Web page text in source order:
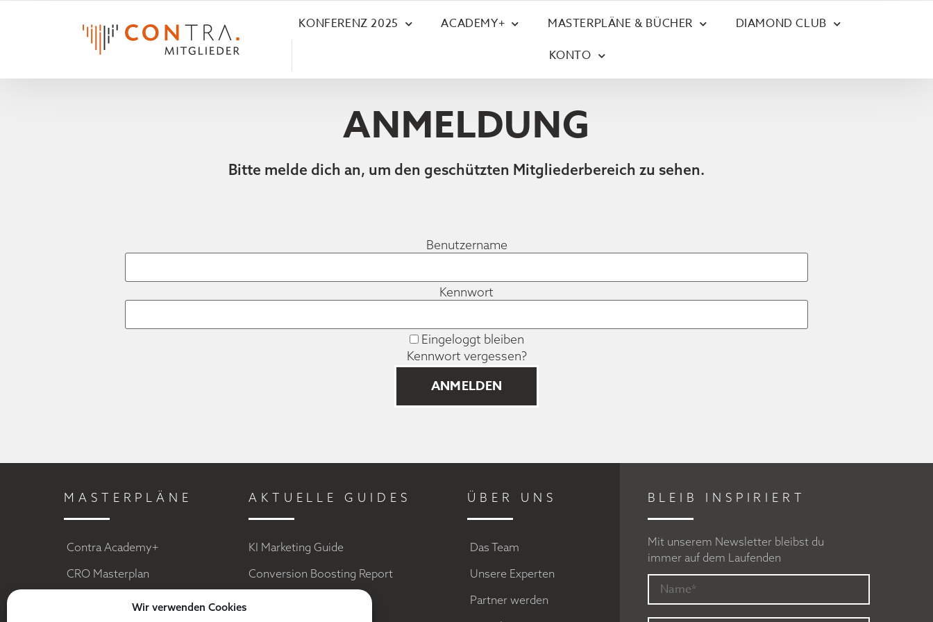
Wir verwenden Cookies
KONFERENZ 2025 ACADEMY+ MASTERPLÄNE & BÜCHER
DIAMOND CLUB
KONTO
ANMELDUNG
Bitte melde dich an, um den geschützten Mitgliederbereich zu sehen.
Benutzername
Kennwort
Eingeloggt bleiben
Kennwort vergessen?
MASTERPLÄNE
Contra Academy+
CRO Masterplan
Facebook Ads
AKTUELLE GUIDES
KI Marketing Guide
Conversion Boosting Report
ÜBER UNS
Das Team
Unsere Experten
Partner werden
BLEIB INSPIRIERT
Mit unserem Newsletter bleibst du
immer auf dem Laufenden